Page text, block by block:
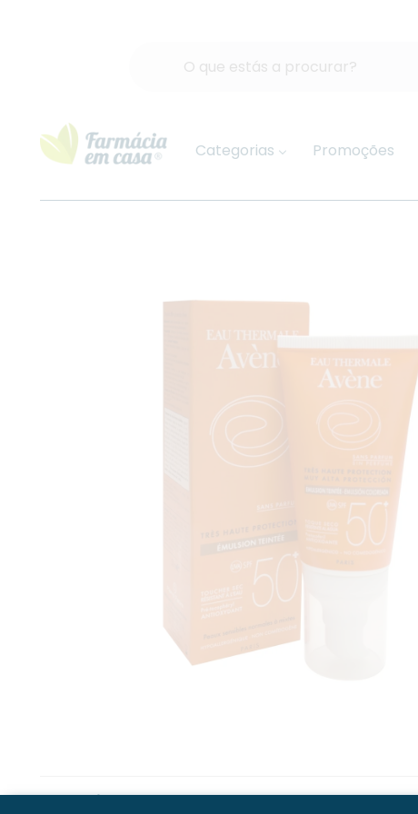
Categorias Promoções
Descrição